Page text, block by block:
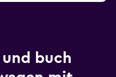
und buch